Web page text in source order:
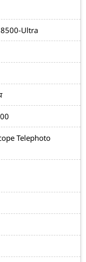
Ultra
Telephoto